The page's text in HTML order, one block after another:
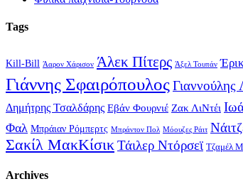
Tags
Kill-Bill Άαρον Χάρισον Άλεκ Πίτερς Άξελ Τουπάν
Γιάννης ΣφαιρόπουλοςΓιαννούλης
Δημήτρης Τσαλδάρης Εβάν Φουρνιέ Ζακ ΛιΝτέι
Φαλ Μπράιαν Ρόμπερτς Μπράντον Πολ Μόουζες Ράιτ
Σακίλ ΜακΚίσικ Τάιλερ Ντόρσεϊ Τζαμέλ
Archives